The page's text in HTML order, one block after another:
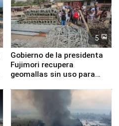
5
Gobierno de la presidenta
Fujimori recupera
geomallas sin uso para
Fenómeno El Niño